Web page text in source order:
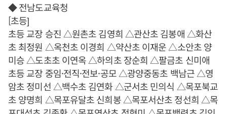
◆ 전남도교육청
[초등]
초등 교장 승진 △원촌초 김영희 △관산초 김봉애 △화산
초 최정원 △옥천초 이경희 △약산초 이재운 △소안초 양
미승 △도초초 이연옥 △하의초 장순희 △팔금초 신미애
초등 교장 중임·전직·전보·공모 △광양중동초 백남근 △영
암초 정미선 △백수초 김연화 △군서초 민의식 △목포북교
초 양명희 △목포유달초 신희봉 △목포서산초 정선희 △목